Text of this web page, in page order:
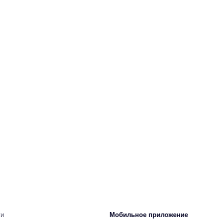
Мобильное приложение